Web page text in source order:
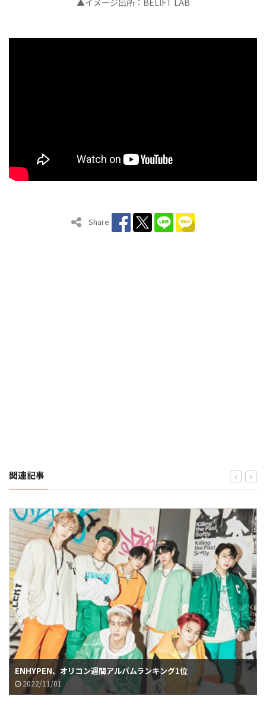
▲イメージ出所：BELIFT LAB
Share
関連記事
ENHYPEN、オリコン週間アルバムランキング1位
2022/11/01